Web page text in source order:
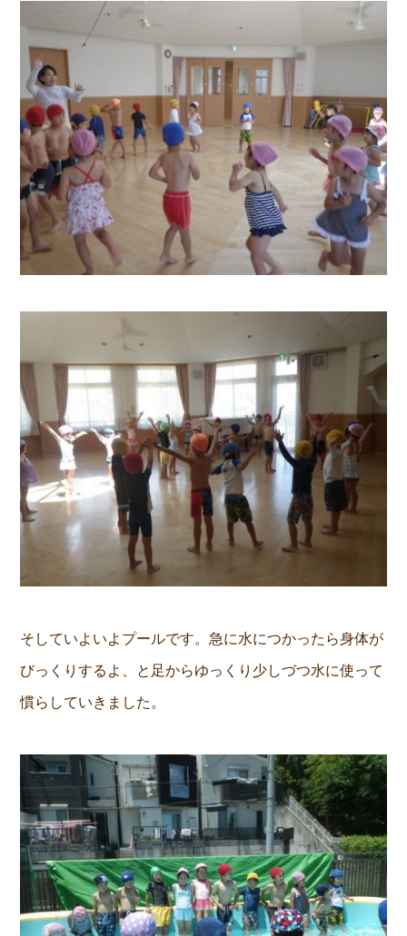
そしていよいよプールです。急に水につかったら身体が
びっくりするよ、と足からゆっくり少しづつ水に使って
慣らしていきました。